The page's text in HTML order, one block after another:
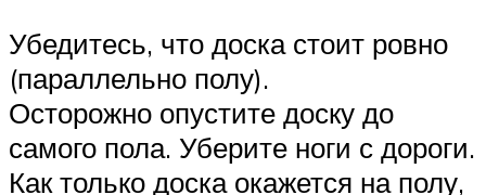
Убедитесь, что доска стоит ровно
(параллельно полу).
Осторожно опустите доску до
самого пола. Уберите ноги с дороги.
Как только доска окажется на полу,